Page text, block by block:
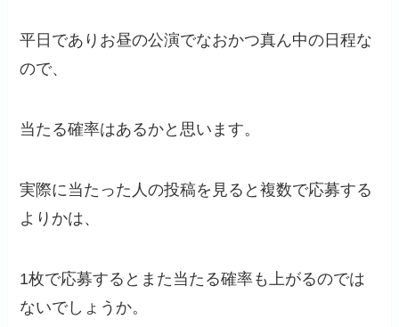
平日でありお昼の公演でなおかつ真ん中の日程な
ので、
当たる確率はあるかと思います。
実際に当たった人の投稿を見ると複数で応募する
よりかは、
1枚で応募するとまた当たる確率も上がるのでは
ないでしょうか。